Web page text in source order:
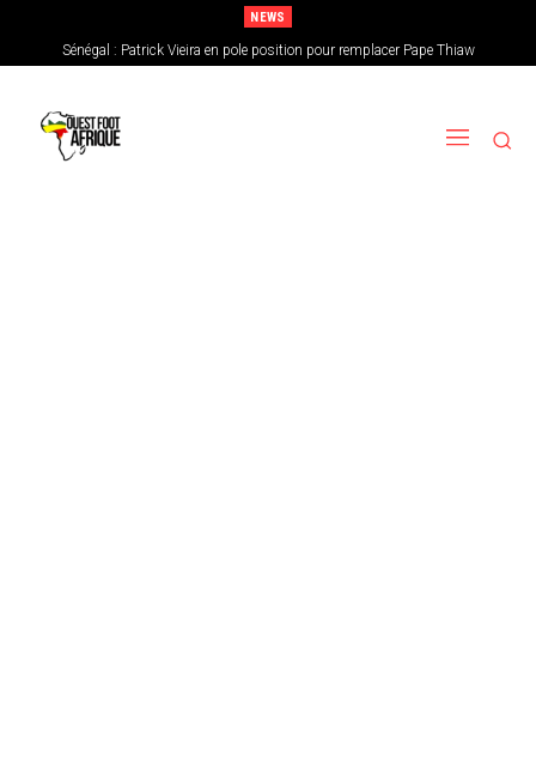
NEWS
Sénégal : Patrick Vieira en pole position pour remplacer Pape Thiaw